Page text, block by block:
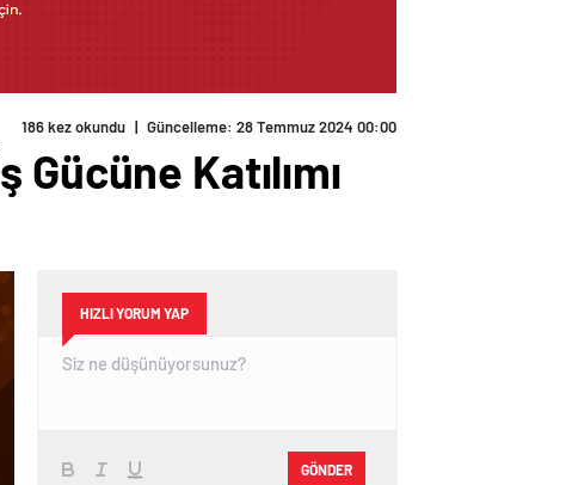
186 kez okundu | Güncelleme: 28 Temmuz 2024 00:00
Katılımı
HIZLI YORUM YAP
GÖNDER